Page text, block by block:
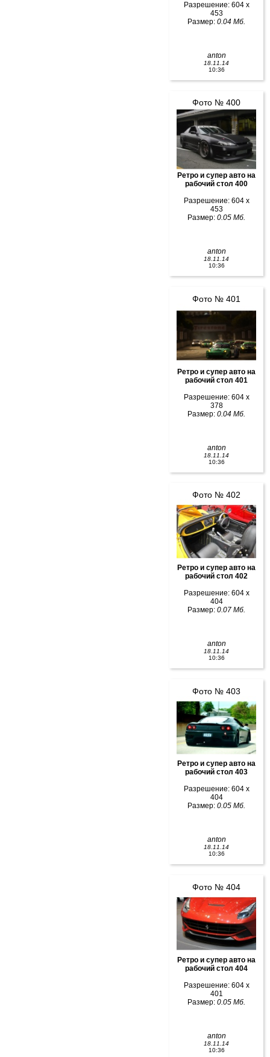
Разрешение: 604 x
453
Размер: 0.04 Мб.
anton
18.11.14
10:36
Фото № 400
Ретро и супер авто на
рабочий стол 400
Разрешение: 604 x
453
Размер: 0.05 Мб.
anton
18.11.14
10:36
Фото № 401
Ретро и супер авто на
рабочий стол 401
Разрешение: 604 x
378
Размер: 0.04 Мб.
anton
18.11.14
10:36
Фото № 402
Ретро и супер авто на
рабочий стол 402
Разрешение: 604 x
404
Размер: 0.07 Мб.
anton
18.11.14
10:36
Фото № 403
Ретро и супер авто на
рабочий стол 403
Разрешение: 604 x
404
Размер: 0.05 Мб.
anton
18.11.14
10:36
Фото № 404
Ретро и супер авто на
рабочий стол 404
Разрешение: 604 x
401
Размер: 0.05 Мб.
anton
18.11.14
10:36